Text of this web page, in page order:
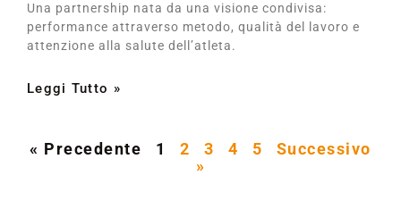
Una partnership nata da una visione condivisa:
performance attraverso metodo, qualità del lavoro e
attenzione alla salute dell’atleta.
Leggi Tutto »
« Precedente 1 2 3 4 5
Successivo
»